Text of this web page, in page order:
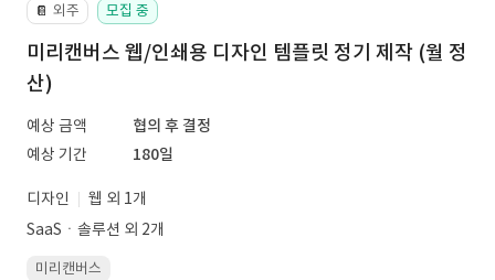
📔 외주 모집 중
미리캔버스 웹/인쇄용 디자인 템플릿 정기 제작 (월 정
산)
예상 금액
협의 후 결정
예상 기간
180일
디자인
웹 외 1개
SaaSㆍ솔루션 외 2개
미리캔버스